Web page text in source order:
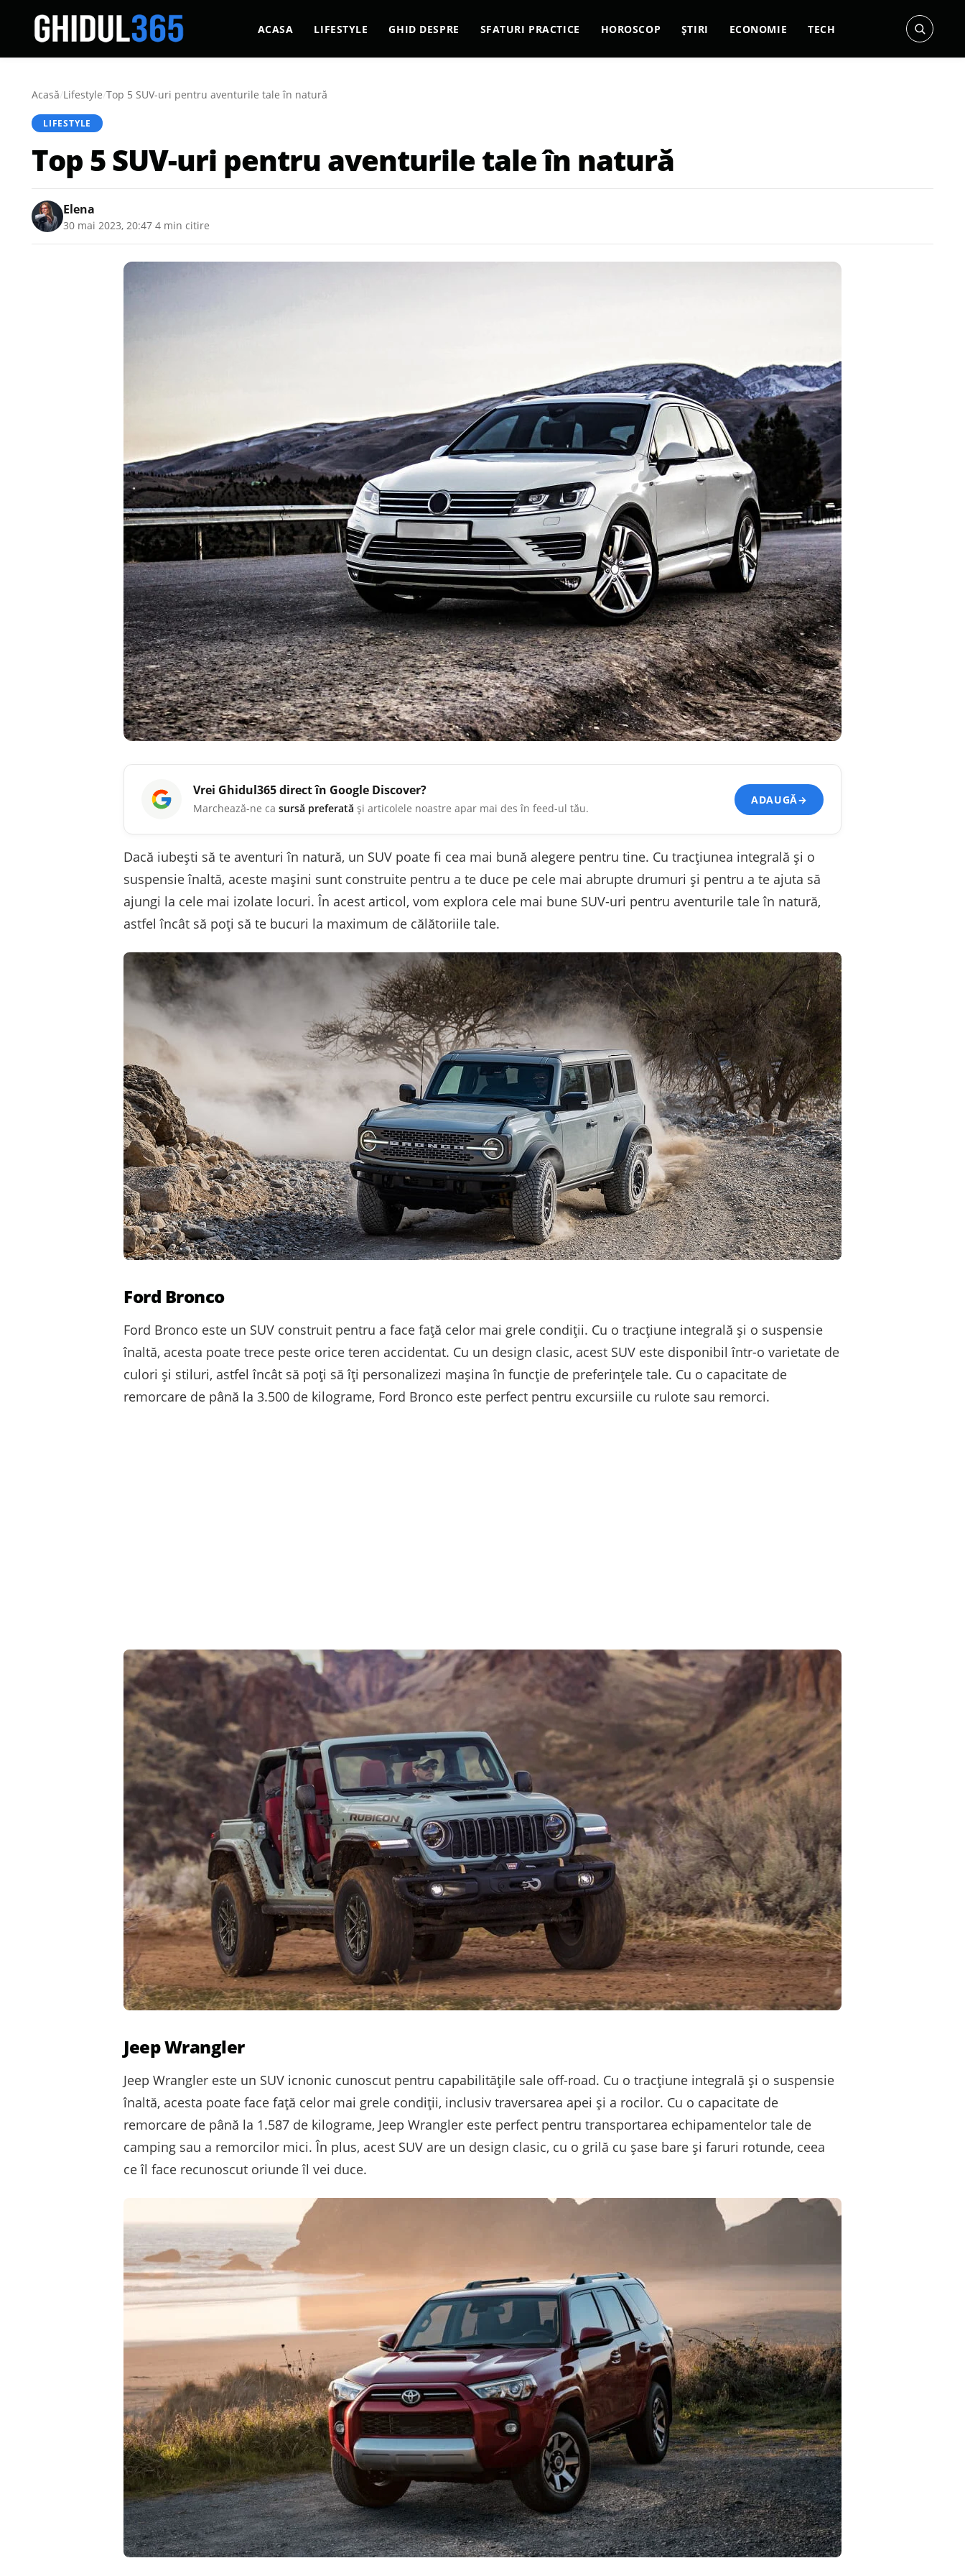
ACASA LIFESTYLE GHID DESPRE SFATURI PRACTICE HOROSCOP ȘTIRI ECONOMIE TECH
Acasă/Lifestyle/Top 5 SUV-uri pentru aventurile tale în natură
LIFESTYLE
Top 5 SUV-uri pentru aventurile tale în natură
Elena
30 mai 2023, 20:47 4 min citire
Vrei Ghidul365direct în Google Discover?
Marchează-ne ca sursă preferată și articolele noastre apar mai des în feed-ul tău.
ADAUGĂ→
Dacă iubești să te aventuri în natură, un SUV poate fi cea mai bună alegere pentru tine. Cu tracțiunea integrală și o
suspensie înaltă, aceste mașini sunt construite pentru a te duce pe cele mai abrupte drumuri și pentru a te ajuta să
ajungi la cele mai izolate locuri. În acest articol, vom explora cele mai bune SUV-uri pentru aventurile tale în natură,
astfel încât să poți să te bucuri la maximum de călătoriile tale.
Ford Bronco
Ford Bronco este un SUV construit pentru a face față celor mai grele condiții. Cu o tracțiune integrală și o suspensie
înaltă, acesta poate trece peste orice teren accidentat. Cu un design clasic, acest SUV este disponibil într-o varietate de
culori și stiluri, astfel încât să poți să îți personalizezi mașina în funcție de preferințele tale. Cu o capacitate de
remorcare de până la 3.500 de kilograme, Ford Bronco este perfect pentru excursiile cu rulote sau remorci.
Jeep Wrangler
Jeep Wrangler este un SUV icnonic cunoscut pentru capabilitățile sale off-road. Cu o tracțiune integrală și o suspensie
înaltă, acesta poate face față celor mai grele condiții, inclusiv traversarea apei și a rocilor. Cu o capacitate de
remorcare de până la 1.587 de kilograme, Jeep Wrangler este perfect pentru transportarea echipamentelor tale de
camping sau a remorcilor mici. În plus, acest SUV are un design clasic, cu o grilă cu șase bare și faruri rotunde, ceea
ce îl face recunoscut oriunde îl vei duce.